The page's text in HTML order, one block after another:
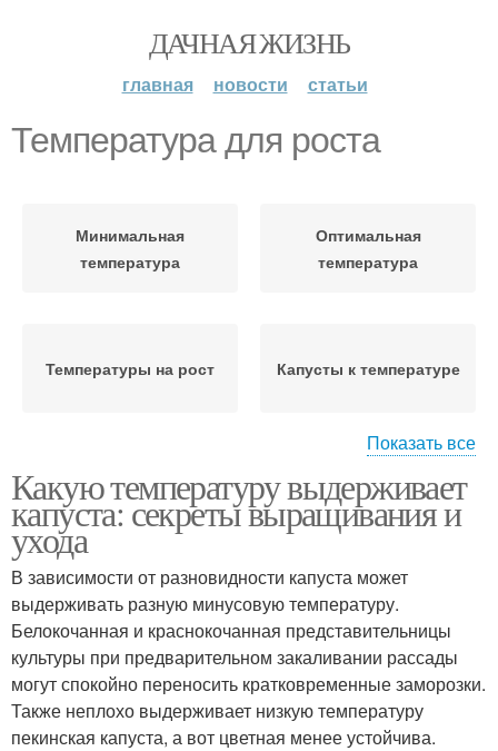
ДАЧНАЯ ЖИЗНЬ
главная новости статьи
Температура для роста
Минимальная
температура
Оптимальная
температура
Температуры на рост Капусты к температуре
Высокие температуры
комнатной температуре
Показать все
Какую температуру выдерживает
капуста: секреты выращивания и
ухода
В зависимости от разновидности капуста может
выдерживать разную минусовую температуру.
Белокочанная и краснокочанная представительницы
культуры при предварительном закаливании рассады
могут спокойно переносить кратковременные заморозки.
Также неплохо выдерживает низкую температуру
пекинская капуста, а вот цветная менее устойчива.